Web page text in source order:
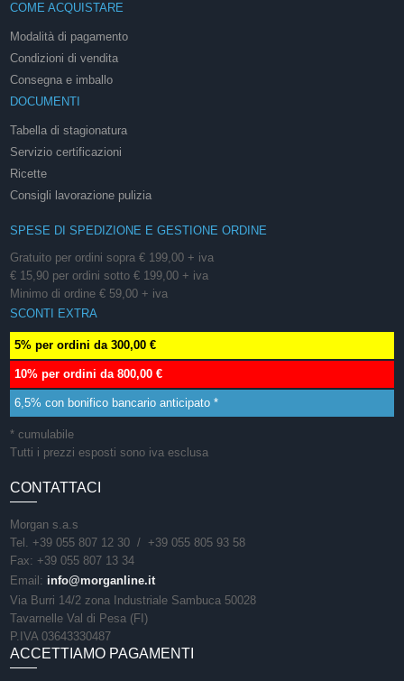
COME ACQUISTARE
Modalità di pagamento
Condizioni di vendita
Consegna e imballo
DOCUMENTI
Tabella di stagionatura
Servizio certificazioni
Ricette
Consigli lavorazione pulizia
SPESE DI SPEDIZIONE E GESTIONE ORDINE
Gratuito per ordini sopra € 199,00 + iva
€ 15,90 per ordini sotto € 199,00 + iva
Minimo di ordine € 59,00 + iva
SCONTI EXTRA
5% per ordini da 300,00 €
10% per ordini da 800,00 €
6,5% con bonifico bancario anticipato *
* cumulabile
Tutti i prezzi esposti sono iva esclusa
CONTATTACI
Morgan s.a.s
Tel. +39 055 807 12 30 / +39 055 805 93 58
Fax: +39 055 807 13 34
Email: info@morganline.it
Via Burri 14/2 zona Industriale Sambuca 50028
Tavarnelle Val di Pesa (FI)
P.IVA 03643330487
ACCETTIAMO PAGAMENTI